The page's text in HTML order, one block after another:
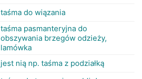
taśma do wiązania
taśma pasmanteryjna do
obszywania brzegów odzieży,
lamówka
jest nią np. taśma z podziałką